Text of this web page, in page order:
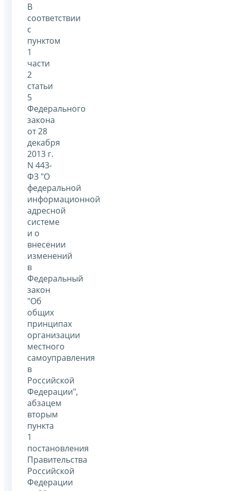
В
соответствии
с
пунктом
1
части
2
статьи
5
Федерального
закона
от 28
декабря
2013 г.
N 443-
ФЗ "О
федеральной
информационной
адресной
системе
и о
внесении
изменений
в
Федеральный
закон
"Об
общих
принципах
организации
местного
самоуправления
в
Российской
Федерации",
абзацем
вторым
пункта
1
постановления
Правительства
Российской
Федерации